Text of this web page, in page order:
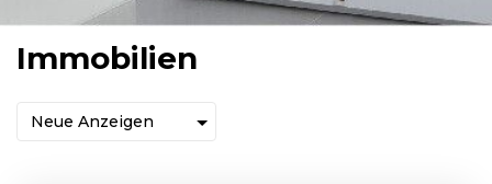
Immobilien